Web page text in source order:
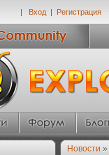
| Вход | Регистрация
Новости »